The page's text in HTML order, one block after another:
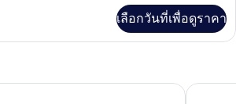
เลือกวันที่เพื่อดูราคา
- Hostel Black